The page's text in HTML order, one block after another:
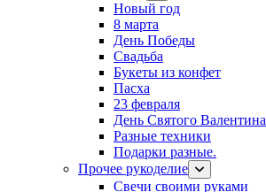
Новый год
8 марта
День Победы
Свадьба
Букеты из конфет
Пасха
23 февраля
День Святого Валентина
Разные техники
Подарки разные.
Прочее рукоделие
Свечи своими руками